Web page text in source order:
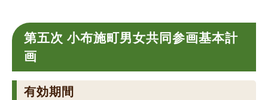
第五次 小布施町男女共同参画基本計
画
有効期間